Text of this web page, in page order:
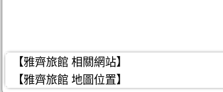
【雅齊旅館 相關網站】
【雅齊旅館 地圖位置】